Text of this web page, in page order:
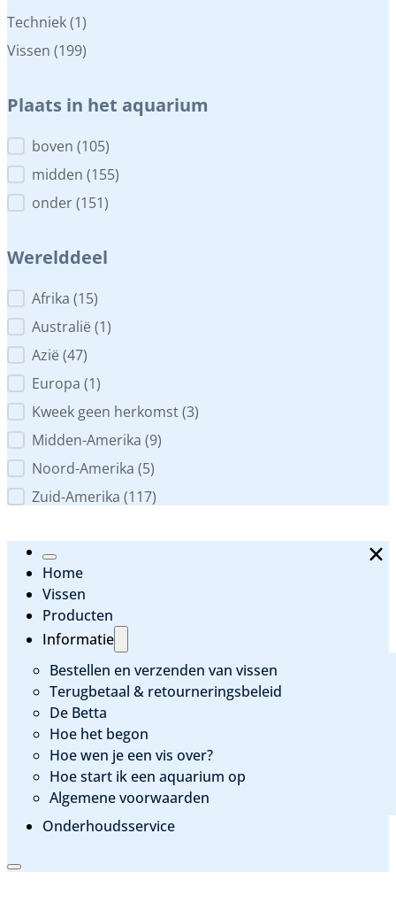
Categorieen
Techniek(1)
Vissen (199)
Plaats in het aquarium
Plaats in het aquarium
boven (105)
midden (155)
onder(151)
Werelddeel
Werelddeel
Afrika (15)
Australië (1)
Azië (47)
Europa (1)
Kweek geen herkomst(3)
Midden-Amerika (9)
Noord-Amerika (5)
Zuid-Amerika (117)
Home
Vissen
Producten
Informatie
Bestellen en verzenden van vissen
Terugbetaal & retourneringsbeleid
De Betta
Hoe het begon
Hoe wen je een vis over?
Hoe start ik een aquarium op
Algemene voorwaarden
Onderhoudsservice